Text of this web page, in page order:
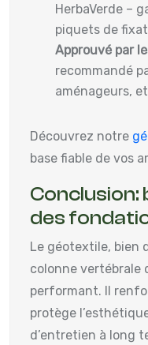
HerbaVerde –
piquets de
Approuvé par
recommandé
aménageurs,
Découvrez notre
base fiable de vos
Conclusion:
des
Le géotextile, bien
colonne vertébrale
performant. Il
protège
d’entretien à long